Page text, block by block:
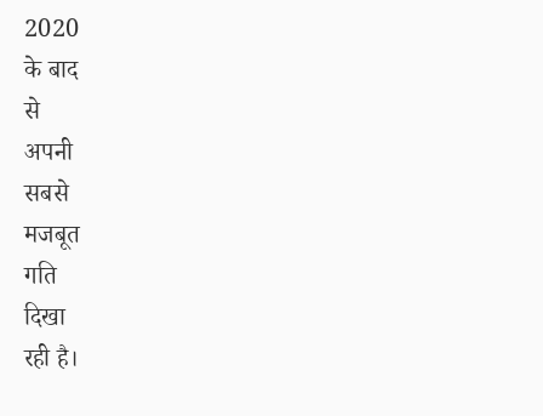
2020
के बाद
से
अपनी
सबसे
मजबूत
गति
दिखा
रही है।